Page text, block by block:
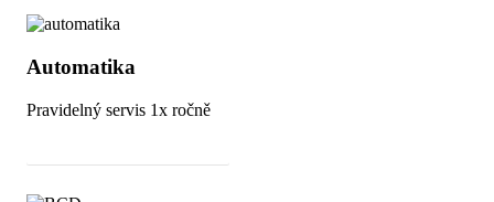
Automatika
Pravidelný servis 1x ročně